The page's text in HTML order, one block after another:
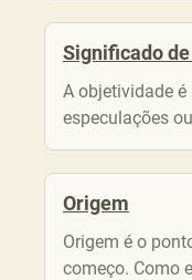
Significado
A objetividade
especulações
Origem
Origem é o
começo. Como